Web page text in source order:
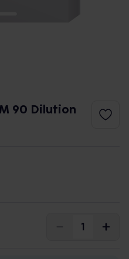
90 Dilution